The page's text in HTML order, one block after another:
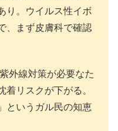
り。ウイルス性イボ
、まず皮膚科で確認
紫外線対策が必要なた
リスクが下がる。
というガル民の知恵